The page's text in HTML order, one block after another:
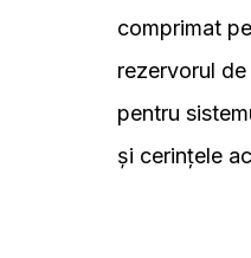
comprimat
rezervorul
pentru
și cerințele